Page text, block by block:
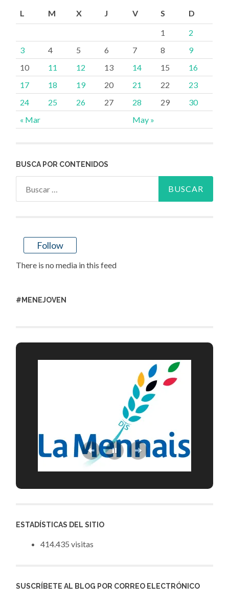
entradas
L
M X J V S D
« Mar May »
1
2
3
4 5 6 7 8
9
10
11 12 13 14 15
16
17
18 19 20 21 22
23
24
25 26 27 28 29 30
BUSCA POR CONTENIDOS
Follow
There is no media in this feed
#MENEJOVEN
ESTADÍSTICAS DEL SITIO
414.435 visitas
SUSCRÍBETE AL BLOG POR CORREO ELECTRÓNICO